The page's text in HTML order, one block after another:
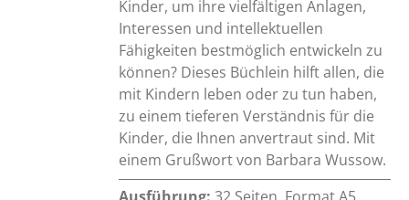
Kinder, um ihre vielfältigen Anlagen,
Interessen und intellektuellen
Fähigkeiten bestmöglich entwickeln zu
können? Dieses Büchlein hilft allen, die
mit Kindern leben oder zu tun haben,
zu einem tieferen Verständnis für die
Kinder, die Ihnen anvertraut sind. Mit
einem Grußwort von Barbara Wussow.